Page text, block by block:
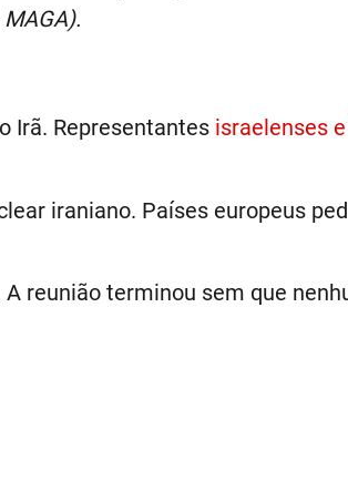
Irã. Representantes israelenses
iraniano. Países europeus
reunião terminou sem que